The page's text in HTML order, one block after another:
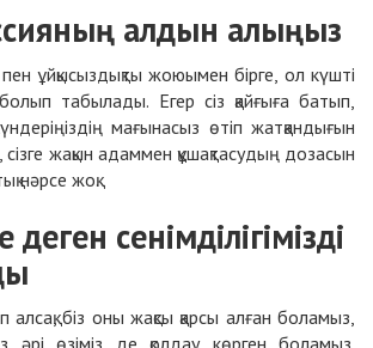
алдын алыңыз
ұйқысыздықты жоюымен бірге, ол күшті
табылады. Егер сіз қайғыға батып,
мағынасыз өтіп жатқандығын
жақын адаммен құшақтасудың дозасын
нәрсе жоқ.
деген сенімділігімізді
алсақ, біз оны жақсы қарсы алған боламыз,